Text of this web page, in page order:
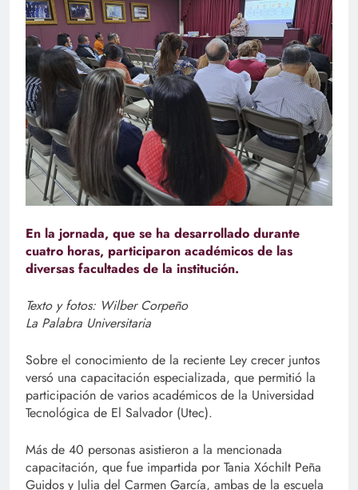
En la jornada, que se ha desarrollado durante
cuatro horas, participaron académicos de las
diversas facultades de la institución.
Texto y fotos: Wilber Corpeño
La Palabra Universitaria
Sobre el conocimiento de la reciente Ley crecer juntos
versó una capacitación especializada, que permitió la
participación de varios académicos de la Universidad
Tecnológica de El Salvador (Utec).
Más de 40 personas asistieron a la mencionada
capacitación, que fue impartida por Tania Xóchilt Peña
Guidos y Julia del Carmen García, ambas de la escuela